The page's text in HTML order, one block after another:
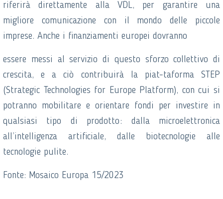
riferirà direttamente alla VDL, per garantire una
migliore comunicazione con il mondo delle piccole
imprese. Anche i finanziamenti europei dovranno
essere messi al servizio di questo sforzo collettivo di
crescita, e a ciò contribuirà la piat-taforma STEP
(Strategic Technologies for Europe Platform), con cui si
potranno mobilitare e orientare fondi per investire in
qualsiasi tipo di prodotto: dalla microelettronica
all’intelligenza artificiale, dalle biotecnologie alle
tecnologie pulite.
Fonte: Mosaico Europa 15/2023